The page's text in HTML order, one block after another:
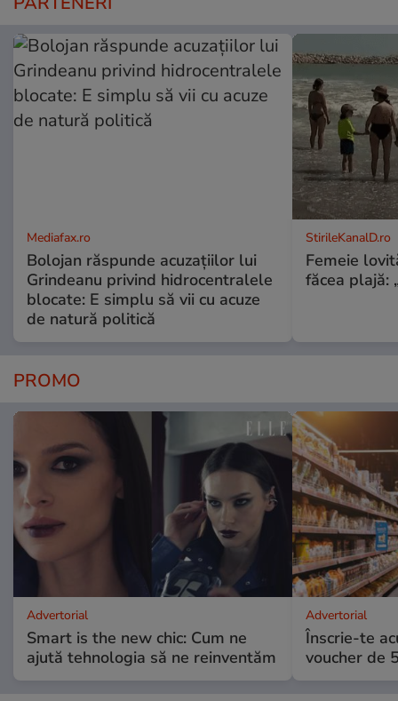
Mediafax.ro
Bolojan răspunde acuzațiilor lui
Grindeanu privind hidrocentralele
blocate: E simplu să vii cu acuze
de natură politică
StirileKanalD.ro
Femeie
făcea plajă:
PROMO
Advertorial
Smart is the new chic: Cum ne
ajută tehnologia să ne reinventăm
Advertorial
Înscrie-te
voucher de